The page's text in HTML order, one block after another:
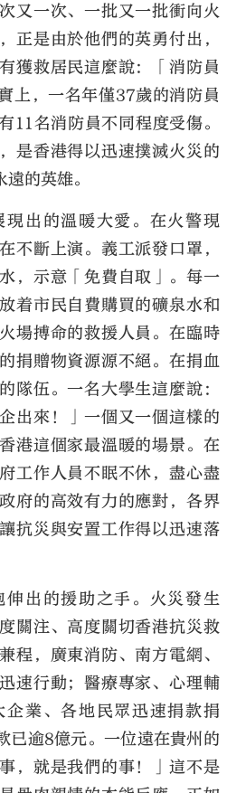
又一次、一批又一批衝向火
正是由於他們的英勇付出，
獲救居民這麼說：「消防員
上，一名年僅37歲的消防員
11名消防員不同程度受傷。
是香港得以迅速撲滅火災的
的英雄。
出的溫暖大愛。在火警現
不斷上演。義工派發口罩，
，示意「免費自取」。每一
着市民自費購買的礦泉水和
場搏命的救援人員。在臨時
捐贈物資源源不絕。在捐血
隊伍。一名大學生這麼說：
出來！」一個又一個這樣的
港這個家最溫暖的場景。在
工作人員不眠不休，盡心盡
府的高效有力的應對，各界
抗災與安置工作得以迅速落
出的援助之手。火災發生
關注、高度關切香港抗災救
程，廣東消防、南方電網、
速行動；醫療專家、心理輔
業、各地民眾迅速捐款捐
已逾8億元。一位遠在貴州的
，就是我們的事！」這不是